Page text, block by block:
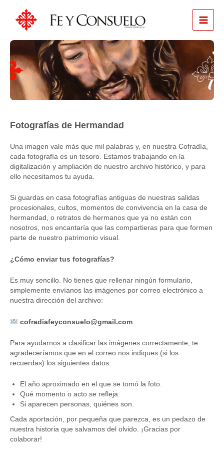
contenido
Fotografías de Hermandad
Una imagen vale más que mil palabras y, en nuestra Cofradía,
cada fotografía es un tesoro. Estamos trabajando en la
digitalización y ampliación de nuestro archivo histórico, y para
ello necesitamos tu ayuda.
Si guardas en casa fotografías antiguas de nuestras salidas
procesionales, cultos, momentos de convivencia en la casa de
hermandad, o retratos de hermanos que ya no están con
nosotros, nos encantaría que las compartieras para que formen
parte de nuestro patrimonio visual.
¿Cómo enviar tus fotografías?
Es muy sencillo. No tienes que rellenar ningún formulario,
simplemente envíanos las imágenes por correo electrónico a
nuestra dirección del archivo:
cofradiafeyconsuelo@gmail.com
Para ayudarnos a clasificar las imágenes correctamente, te
agradeceríamos que en el correo nos indiques (si los
recuerdas) los siguientes datos:
El año aproximado en el que se tomó la foto.
Qué momento o acto se refleja.
Si aparecen personas, quiénes son.
Cada aportación, por pequeña que parezca, es un pedazo de
nuestra historia que salvamos del olvido. ¡Gracias por
colaborar!